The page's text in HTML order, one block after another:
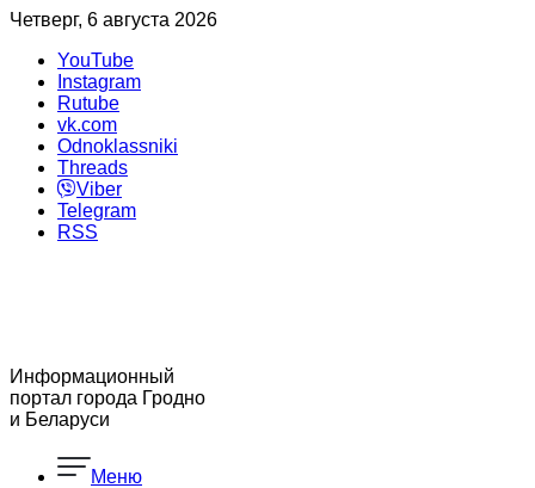
Четверг, 6 августа 2026
YouTube
Instagram
Rutube
vk.com
Odnoklassniki
Threads
Viber
Telegram
RSS
Информационный
портал города Гродно
и Беларуси
Меню